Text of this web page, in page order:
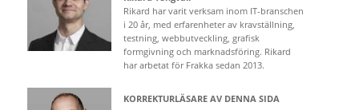
Rikard har varit verksam inom IT-branschen
i 20 år, med erfarenheter av kravställning,
testning, webbutveckling, grafisk
formgivning och marknadsföring. Rikard
har arbetat för Frakka sedan 2013.
KORREKTURLÄSARE AV DENNA SIDA